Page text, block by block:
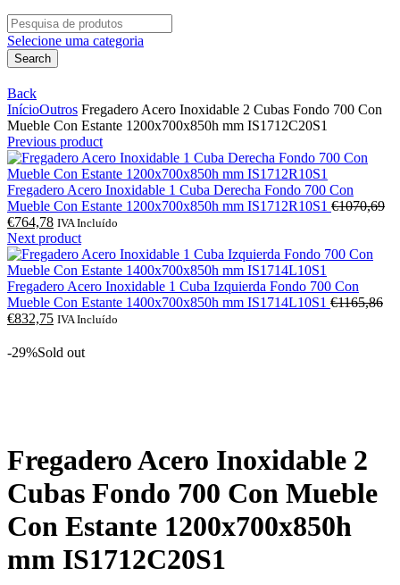
Search
for:
Selecione uma categoria
Search
Back
InícioOutros Fregadero Acero Inoxidable 2 Cubas Fondo 700 Con
Mueble Con Estante 1200x700x850h mm IS1712C20S1
Previous product
Fregadero Acero Inoxidable 1 Cuba Derecha Fondo 700 Con
Mueble Con Estante 1200x700x850h mm IS1712R10S1 €1070,69O
€764,78O
preço
atual
é:
€764,78.
IVA Incluído
Next product
Fregadero Acero Inoxidable 1 Cuba Izquierda Fondo 700 Con
Mueble Con Estante 1400x700x850h mm IS1714L10S1 €1165,86O
€832,75O
atual
IVA Incluído
-29%Sold out
Fregadero Acero Inoxidable 2
Cubas Fondo 700 Con Mueble
Con Estante 1200x700x850h
mm IS1712C20S1